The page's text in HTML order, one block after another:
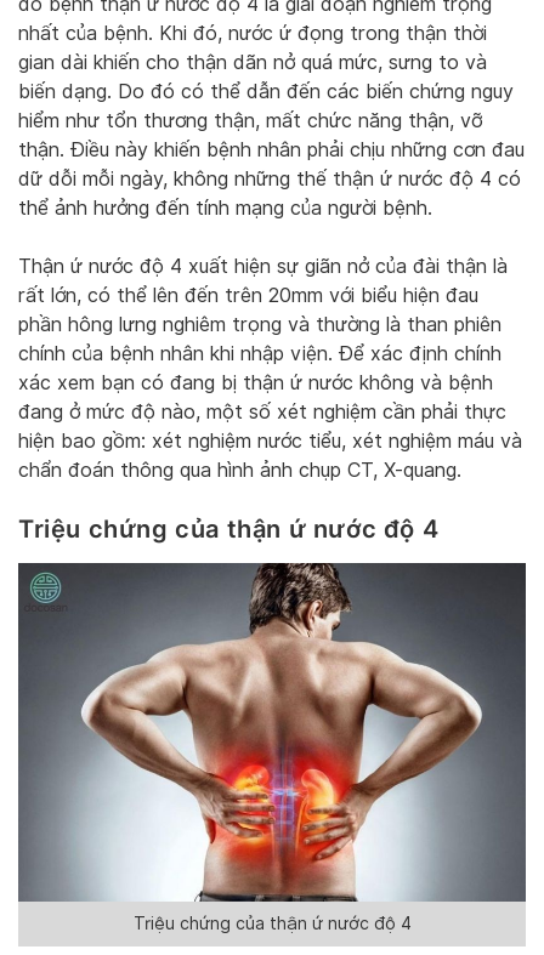
nhất của bệnh. Khi đó, nước ứ đọng trong thận thời
gian dài khiến cho thận dãn nở quá mức, sưng to và
biến dạng. Do đó có thể dẫn đến các biến chứng nguy
hiểm như tổn thương thận, mất chức năng thận, vỡ
thận. Điều này khiến bệnh nhân phải chịu những cơn đau
dữ dỗi mỗi ngày, không những thế thận ứ nước độ 4 có
thể ảnh hưởng đến tính mạng của người bệnh.
Thận ứ nước độ 4 xuất hiện sự giãn nở của đài thận là
rất lớn, có thể lên đến trên 20mm với biểu hiện đau
phần hông lưng nghiêm trọng và thường là than phiên
chính của bệnh nhân khi nhập viện. Để xác định chính
xác xem bạn có đang bị thận ứ nước không và bệnh
đang ở mức độ nào, một số xét nghiệm cần phải thực
hiện bao gồm: xét nghiệm nước tiểu, xét nghiệm máu và
chẩn đoán thông qua hình ảnh chụp CT, X-quang.
Triệu chứng của thận ứ nước độ 4
Triệu chứng của thận ứ nước độ 4